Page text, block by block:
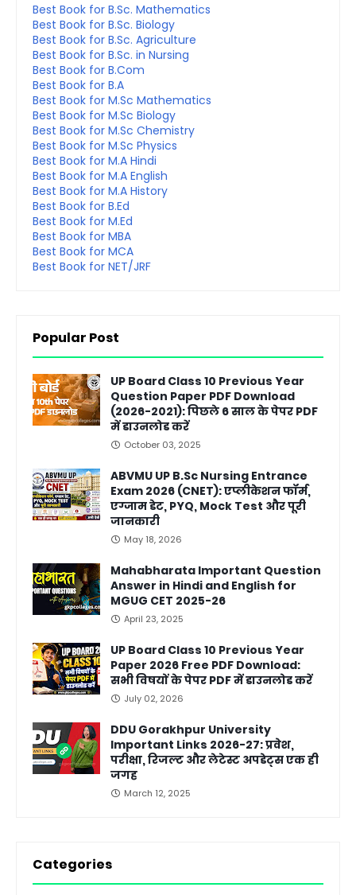
Best Book for B.Sc. Mathematics
Best Book for B.Sc. Biology
Best Book for B.Sc. Agriculture
Best Book for B.Sc. in Nursing
Best Book for B.Com
Best Book for B.A
Best Book for M.Sc Mathematics
Best Book for M.Sc Biology
Best Book for M.Sc Chemistry
Best Book for M.Sc Physics
Best Book for M.A Hindi
Best Book for M.A English
Best Book for M.A History
Best Book for B.Ed
Best Book for M.Ed
Best Book for MBA
Best Book for MCA
Best Book for NET/JRF
Popular Post
UP Board Class 10 Previous Year
Question Paper PDF Download
(2026-2021): पिछले 6 साल के पेपर PDF
में डाउनलोड करें
October 03, 2025
ABVMU UP B.Sc Nursing Entrance
Exam 2026 (CNET): एप्लीकेशन फॉर्म,
एग्जाम डेट, PYQ, Mock Test और पूरी
जानकारी
May 18, 2026
Mahabharata Important Question
Answer in Hindi and English for
MGUG CET 2025-26
April 23, 2025
UP Board Class 10 Previous Year
Paper 2026 Free PDF Download:
सभी विषयों के पेपर PDF में डाउनलोड करें
July 02, 2026
DDU Gorakhpur University
Important Links 2026-27: प्रवेश,
परीक्षा, रिजल्ट और लेटेस्ट अपडेट्स एक ही
जगह
March 12, 2025
Categories